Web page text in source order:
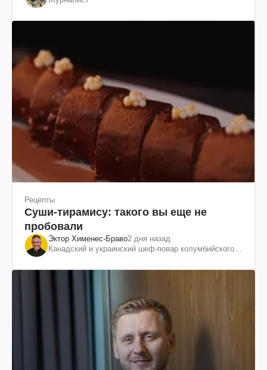
Рецепты
Суши-тирамису: такого вы еще не
пробовали
Эктор Хименес-Браво2 дня назад
Канадский и украинский шеф-повар колумбийского